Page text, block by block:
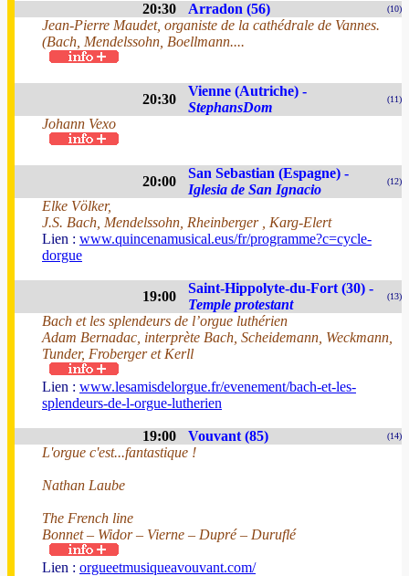
20:30 Arradon (56) (10)
Jean-Pierre Maudet, organiste de la cathédrale de Vannes.
(Bach, Mendelssohn, Boellmann....
20:30
Vienne (Autriche) -
StephansDom
(11)
Johann Vexo
20:00
San Sebastian (Espagne) -
Iglesia de San Ignacio
(12)
Elke Völker,
J.S. Bach, Mendelssohn, Rheinberger , Karg-Elert
Lien : www.quincenamusical.eus/fr/programme?c=cycle-
dorgue
19:00
Saint-Hippolyte-du-Fort (30) -
Temple protestant
(13)
Bach et les splendeurs de l’orgue luthérien
Adam Bernadac, interprète Bach, Scheidemann, Weckmann,
Tunder, Froberger et Kerll
Lien : www.lesamisdelorgue.fr/evenement/bach-et-les-
splendeurs-de-l-orgue-lutherien
19:00 Vouvant (85) (14)
L'orgue c'est...fantastique !
Nathan Laube
The French line
Bonnet – Widor – Vierne – Dupré – Duruflé
Lien : orgueetmusiqueavouvant.com/